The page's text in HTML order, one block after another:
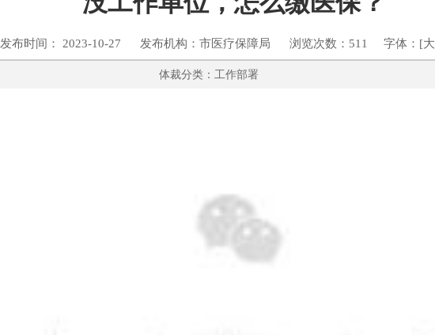
发布时间： 2023-10-27 发布机构：市医疗保障局 浏览次数：511 字体：[大
体裁分类：工作部署